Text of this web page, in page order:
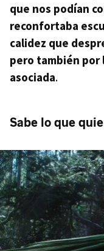
que nos podían
reconfortaba
calidez que
pero también por
asociada.
Sabe lo que